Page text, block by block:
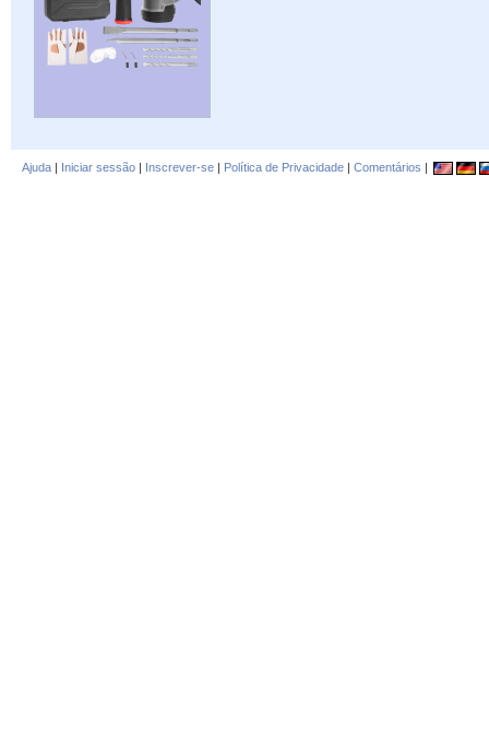
Ajuda | Iniciar sessão | Inscrever-se | Política de Privacidade | Comentários |